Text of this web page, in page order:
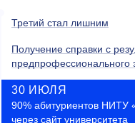
Третий стал лишним
Получение справки с
предпрофессионального
30 ИЮЛЯ
90% абитуриентов
через сайт университета